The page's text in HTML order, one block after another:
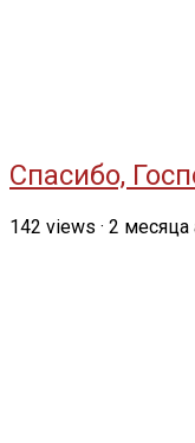
Спасибо,
142 views · 2 месяца